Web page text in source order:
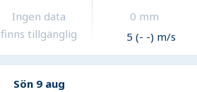
Ingen data
finns tillgänglig
0 mm
5 (- -) m/s
Sön 9 aug